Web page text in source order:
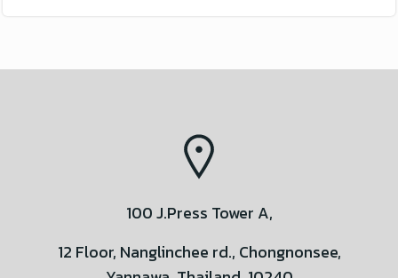
100 J.Press Tower A,
12 Floor, Nanglinchee rd., Chongnonsee,